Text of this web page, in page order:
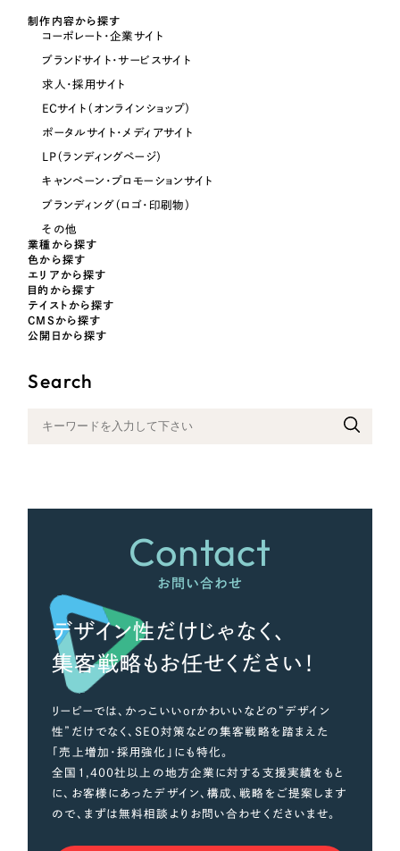
オレンジ・橙色
パープル・紫色
ピンク・桃色
カラフル・多色
その他
制作内容から探す
コーポレート・企業サイト
ブランドサイト・サービスサイト
求人・採用サイト
ECサイト（オンラインショップ）
ポータルサイト・メディアサイト
LP（ランディングページ）
キャンペーン・プロモーションサイト
ブランディング（ロゴ・印刷物）
その他
業種から探す
色から探す
エリアから探す
目的から探す
テイストから探す
CMSから探す
公開日から探す
Search
Contact
お問い合わせ
デザイン性だけじゃなく、
集客戦略もお任せください！
リーピーでは、かっこいいorかわいいなどの“デザイン
性”だけでなく、SEO対策などの集客戦略を踏まえた
「売上増加・採用強化」にも特化。
全国1,400社以上の地方企業に対する支援実績をもと
に、お客様にあったデザイン、構成、戦略をご提案します
ので、まずは無料相談よりお問い合わせくださいませ。